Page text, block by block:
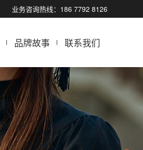
业务咨询热线：186 7792 8126
品牌故事 联系我们